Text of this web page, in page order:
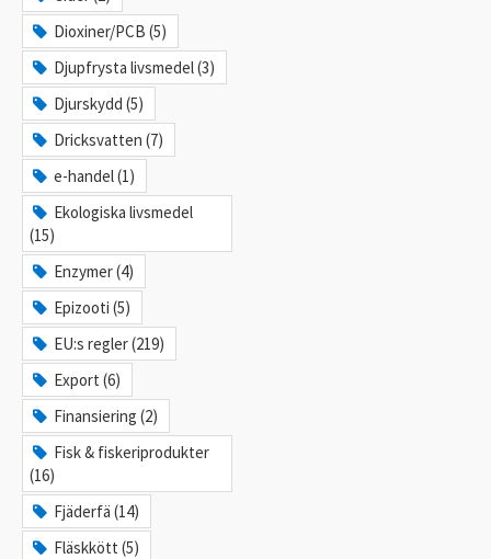
Dioxiner/PCB (5)
Djupfrysta livsmedel (3)
Djurskydd (5)
Dricksvatten (7)
e-handel (1)
Ekologiska livsmedel
(15)
Enzymer (4)
Epizooti (5)
EU:s regler (219)
Export (6)
Finansiering (2)
Fisk & fiskeriprodukter
(16)
Fjäderfä (14)
Fläskkött (5)